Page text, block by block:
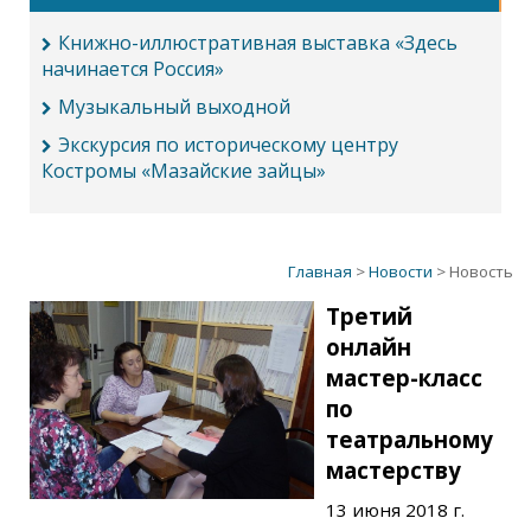
Книжно-иллюстративная выставка «Здесь
начинается Россия»
Музыкальный выходной
Экскурсия по историческому центру
Костромы «Мазайские зайцы»
Главная >Новости > Новость
Третий
онлайн
мастер-класс
по
театральному
мастерству
13 июня 2018 г.